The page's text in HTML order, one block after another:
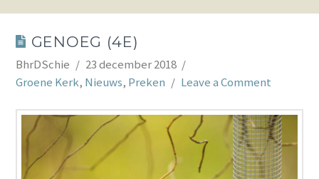
GENOEG (4E)
BhrDSchie
23 december 2018
Groene Kerk, Nieuws, Preken Leave a Comment